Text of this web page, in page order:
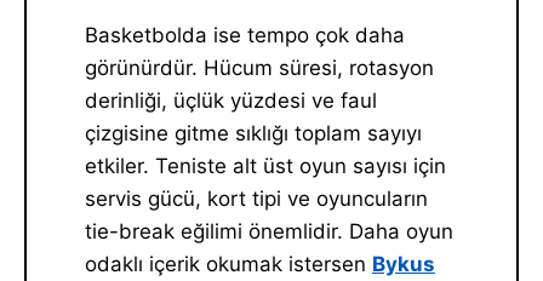
Basketbolda ise tempo çok daha
görünürdür. Hücum süresi, rotasyon
derinliği, üçlük yüzdesi ve faul
çizgisine gitme sıklığı toplam sayıyı
etkiler. Teniste alt üst oyun sayısı için
servis gücü, kort tipi ve oyuncuların
tie-break eğilimi önemlidir. Daha oyun
odaklı içerik okumak istersen Bykus